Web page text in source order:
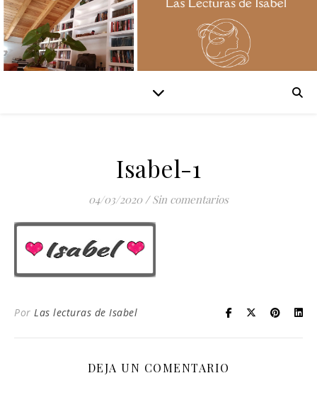
Isabel-1
04/03/2020 / Sin comentarios
Por Las lecturas de Isabel
DEJA UN COMENTARIO